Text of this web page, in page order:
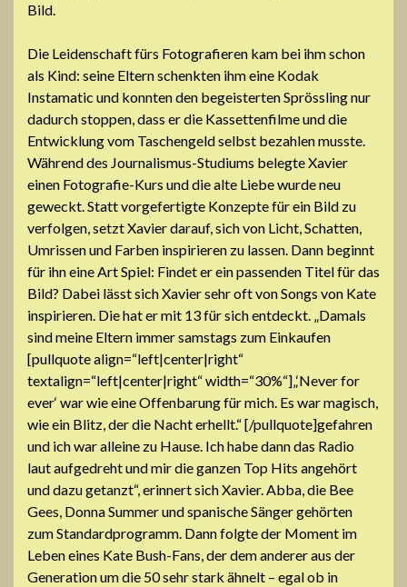
Bild.
Die Leidenschaft fürs Fotografieren kam bei ihm schon
als Kind: seine Eltern schenkten ihm eine Kodak
Instamatic und konnten den begeisterten Sprössling nur
dadurch stoppen, dass er die Kassettenfilme und die
Entwicklung vom Taschengeld selbst bezahlen musste.
Während des Journalismus-Studiums belegte Xavier
einen Fotografie-Kurs und die alte Liebe wurde neu
geweckt. Statt vorgefertigte Konzepte für ein Bild zu
verfolgen, setzt Xavier darauf, sich von Licht, Schatten,
Umrissen und Farben inspirieren zu lassen. Dann beginnt
für ihn eine Art Spiel: Findet er ein passenden Titel für das
Bild? Dabei lässt sich Xavier sehr oft von Songs von Kate
inspirieren. Die hat er mit 13 für sich entdeckt. „Damals
sind meine Eltern immer samstags zum Einkaufen
[pullquote align=“left|center|right“
textalign=“left|center|right“ width=“30%“]„‘Never for
ever‘ war wie eine Offenbarung für mich. Es war magisch,
wie ein Blitz, der die Nacht erhellt.“ [/pullquote]gefahren
und ich war alleine zu Hause. Ich habe dann das Radio
laut aufgedreht und mir die ganzen Top Hits angehört
und dazu getanzt“, erinnert sich Xavier. Abba, die Bee
Gees, Donna Summer und spanische Sänger gehörten
zum Standardprogramm. Dann folgte der Moment im
Leben eines Kate Bush-Fans, der dem anderer aus der
Generation um die 50 sehr stark ähnelt – egal ob in